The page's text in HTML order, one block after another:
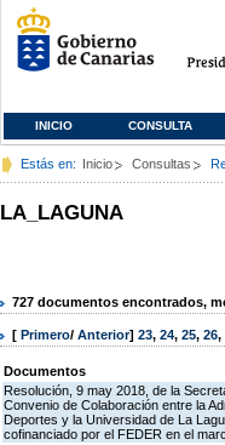
INICIO CONSULTA
Estás en: Inicio Consultas
LA_LAGUNA
727 documentos encontrados,
[ Primero/ Anterior] 23, 24, 25, 26,
Documentos
Resolución, 9 may 2018, de la
Convenio de Colaboración entre la
Deportes y la Universidad de La
cofinanciado por el FEDER en el